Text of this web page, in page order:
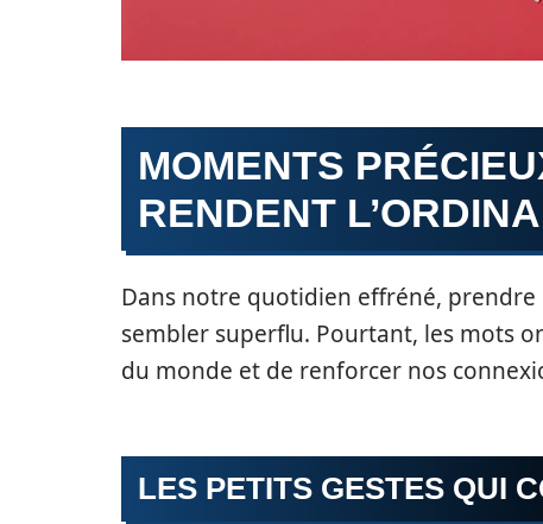
MOMENTS
RENDENT
Dans notre quotidien effréné,
sembler superflu. Pourtant, les mots
du monde et de renforcer nos
LES PETITS GESTES QUI